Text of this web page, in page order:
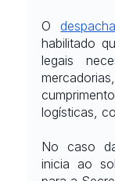
O
habilitado
legais
logísticas,
No caso
inicia ao